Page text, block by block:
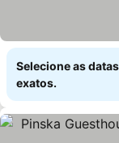
Selecione as
exatos.